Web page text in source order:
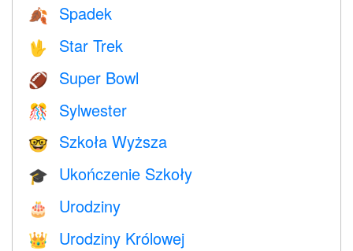
🍂 Spadek
🖖 Star Trek
🏈 Super Bowl
🎊 Sylwester
🤓 Szkoła Wyższa
🎓 Ukończenie Szkoły
🎂 Urodziny
👑 Urodziny Królowej